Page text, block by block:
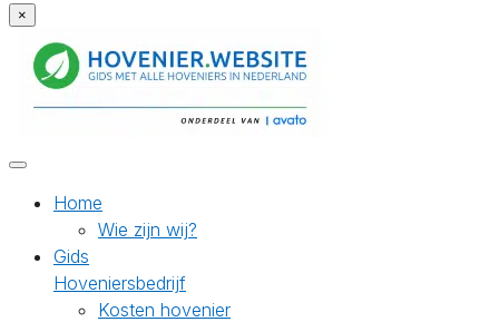
×
Home
Wie zijn wij?
Gids
Hoveniersbedrijf
Kosten hovenier